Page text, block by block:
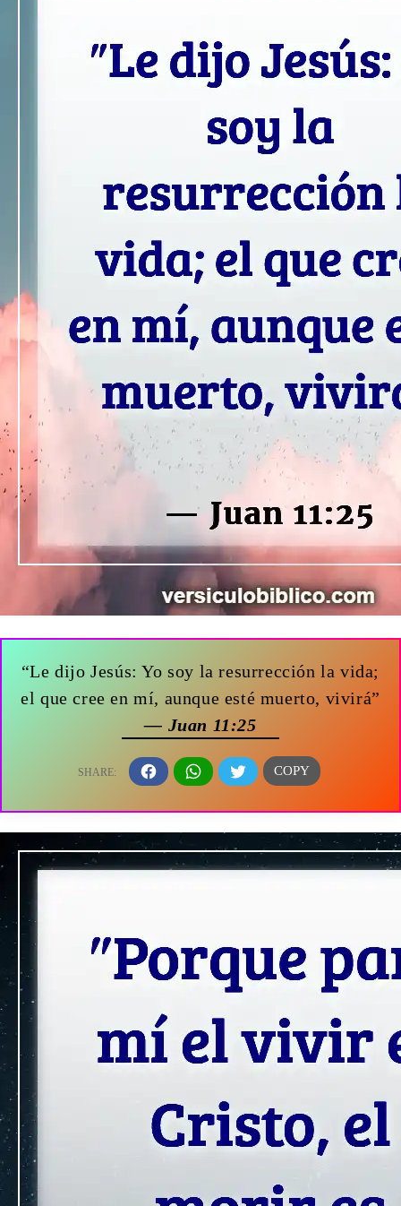
“Le dijo Jesús: Yo soy la resurrección la vida;
el que cree en mí, aunque esté muerto, vivirá”
— Juan 11:25